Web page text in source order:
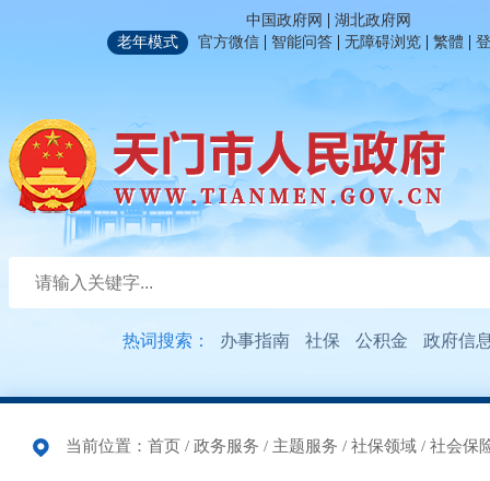
中国政府网 | 湖北政府网
老年模式
官方微信 | 智能问答 | 无障碍浏览 | 繁體 |
热词搜索： 办事指南 社保 公积金 政府信
当前位置： 首页 / 政务服务 / 主题服务 / 社保领域 / 社会保